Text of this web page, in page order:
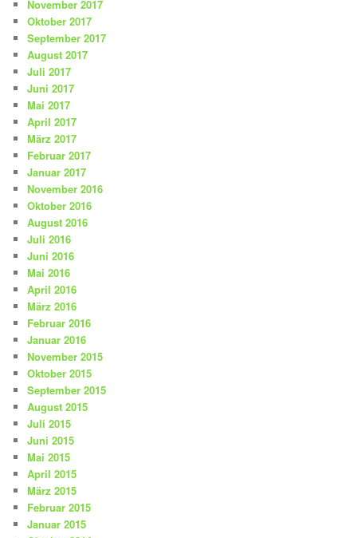
November 2017
Oktober 2017
September 2017
August 2017
Juli 2017
Juni 2017
Mai 2017
April 2017
März 2017
Februar 2017
Januar 2017
November 2016
Oktober 2016
August 2016
Juli 2016
Juni 2016
Mai 2016
April 2016
März 2016
Februar 2016
Januar 2016
November 2015
Oktober 2015
September 2015
August 2015
Juli 2015
Juni 2015
Mai 2015
April 2015
März 2015
Februar 2015
Januar 2015